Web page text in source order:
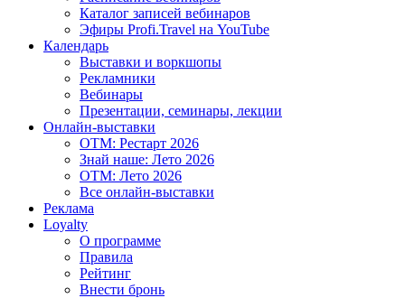
Каталог записей вебинаров
Эфиры Profi.Travel на YouTube
Календарь
Выставки и воркшопы
Рекламники
Вебинары
Презентации, семинары, лекции
Онлайн-выставки
OTM: Рестарт 2026
Знай наше: Лето 2026
OTM: Лето 2026
Все онлайн-выставки
Реклама
Loyalty
О программе
Правила
Рейтинг
Внести бронь